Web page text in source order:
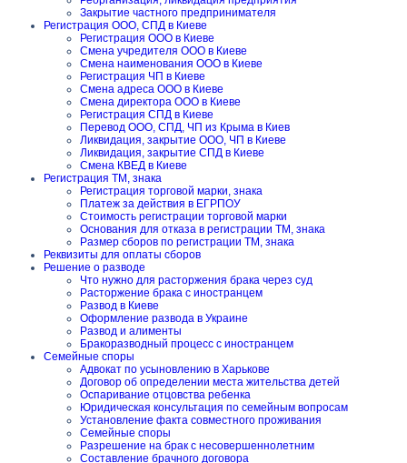
Закрытие частного предпринимателя
Регистрация ООО, СПД в Киеве
Регистрация ООО в Киеве
Смена учредителя ООО в Киеве
Смена наименования ООО в Киеве
Регистрация ЧП в Киеве
Смена адреса ООО в Киеве
Смена директора ООО в Киеве
Регистрация СПД в Киеве
Перевод ООО, СПД, ЧП из Крыма в Киев
Ликвидация, закрытие ООО, ЧП в Киеве
Ликвидация, закрытие СПД в Киеве
Смена КВЕД в Киеве
Регистрация ТМ, знака
Регистрация торговой марки, знака
Платеж за действия в ЕГРПОУ
Стоимость регистрации торговой марки
Основания для отказа в регистрации ТМ, знака
Размер сборов по регистрации ТМ, знака
Реквизиты для оплаты сборов
Решение о разводе
Что нужно для расторжения брака через суд
Расторжение брака с иностранцем
Развод в Киеве
Оформление развода в Украине
Развод и алименты
Бракоразводный процесс с иностранцем
Семейные споры
Адвокат по усыновлению в Харькове
Договор об определении места жительства детей
Оспаривание отцовства ребенка
Юридическая консультация по семейным вопросам
Установление факта совместного проживания
Семейные споры
Разрешение на брак с несовершеннолетним
Составление брачного договора